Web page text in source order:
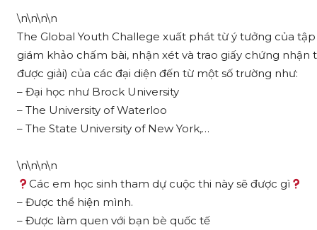
\n\n\n\n
The Global Youth Challege xuất phát từ ý tưởng của
giám khảo chấm bài, nhận xét và trao giấy chứng
được giải) của các đại diện đến từ một số trường như:
– Đại học như Brock University
– The University of Waterloo
– The State University of New York,…
\n\n\n\n
Các em học sinh tham dự cuộc thi này sẽ được gì
– Được thể hiện mình.
– Được làm quen với bạn bè quốc tế